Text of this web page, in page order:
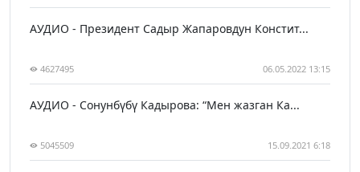
АУДИО - Президент Садыр Жапаровдун Констит...
4627495 06.05.2022 13:15
АУДИО - Сонунбүбү Кадырова: “Мен жазган Ка...
5045509 15.09.2021 6:18